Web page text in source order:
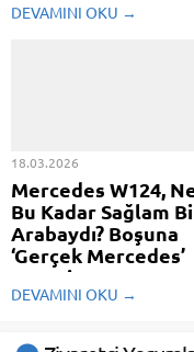
modeline kıymetli bir
modelle ilgili...
DEVAMINI OKU →
18.03.2026
Mercedes W124,
Bu Kadar Sağlam
Arabaydı? Boşuna
‘Gerçek Mercedes’
Denmiyor!
Mercedes W124, araba
DEVAMINI OKU →